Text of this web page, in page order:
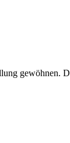
gewöhnen.